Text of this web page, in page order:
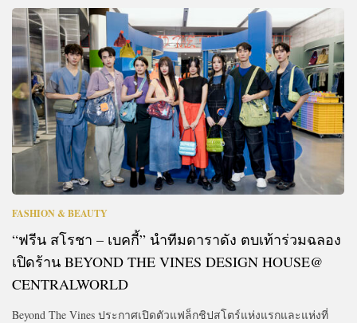
FASHION & BEAUTY
“ฟรีน สโรชา – เบคกี้” นำทีมดาราดัง ตบเท้าร่วมฉลอง
เปิดร้าน BEYOND THE VINES DESIGN HOUSE@
CENTRALWORLD
Beyond The Vines ประกาศเปิดตัวแฟล็กชิปสโตร์แห่งแรกและแห่งที่